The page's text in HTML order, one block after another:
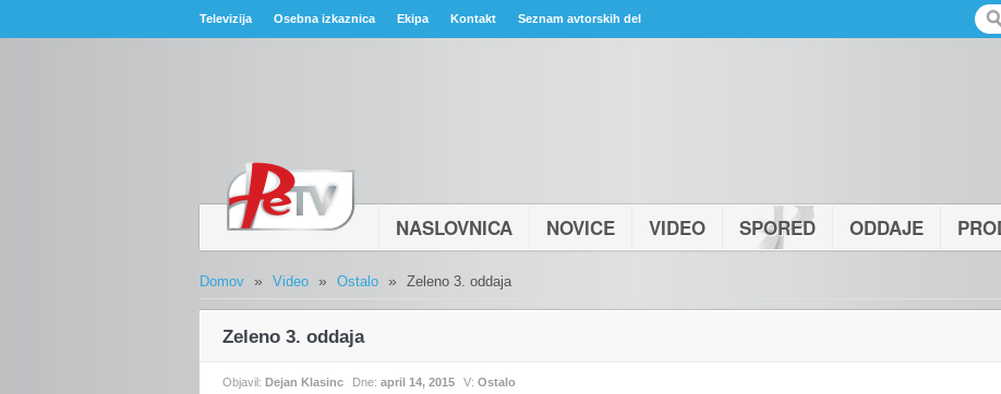
Televizija Osebna izkaznica Ekipa Kontakt Seznam avtorskih del
NASLOVNICA NOVICE VIDEO SPORED ODDAJE
Domov » Video » Ostalo » Zeleno 3. oddaja
Zeleno 3. oddaja
Objavil: Dejan Klasinc Dne: april 14, 2015 V: Ostalo